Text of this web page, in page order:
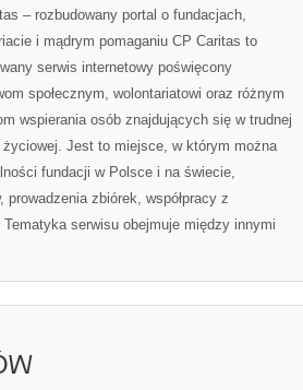
– rozbudowany portal o fundacjach,
i mądrym pomaganiu CP Caritas to
serwis internetowy poświęcony
społecznym, wolontariatowi oraz różnym
wspierania osób znajdujących się w trudnej
Jest to miejsce, w którym można
fundacji w Polsce i na świecie,
zbiórek, współpracy z
serwisu obejmuje między innymi